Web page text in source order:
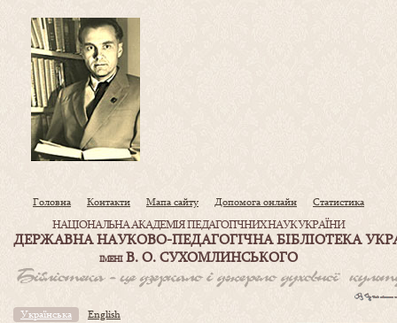
Головна Контакти Мапа сайту Допомога онлайн Статистика
НАЦІОНАЛЬНА АКАДЕМІЯ ПЕДАГОГІЧНИХ НАУК УКРАЇНИ
ДЕРЖАВНА НАУКОВО-ПЕДАГОГІЧНА БІБЛІОТЕКА
ІМЕНІВ. О. СУХОМЛИНСЬКОГО
Українська English